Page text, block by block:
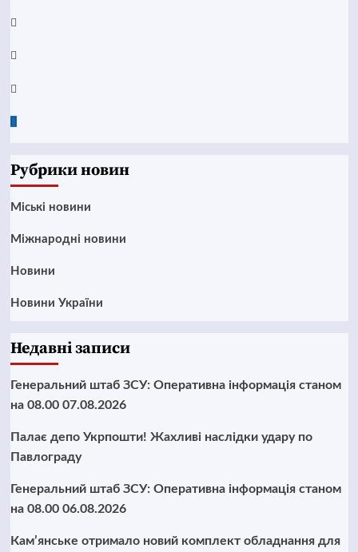
Telegram
Instagram
Twitter
Google
Рубрики новин
Mіські новини
Міжнародні новини
Новини
Новини України
Недавні записи
Генеральний штаб ЗСУ: Оперативна інформація станом
на 08.00 07.08.2026
Палає депо Укрпошти! Жахливі наслідки удару по
Павлограду
Генеральний штаб ЗСУ: Оперативна інформація станом
на 08.00 06.08.2026
Кам’янське отримало новий комплект обладнання для